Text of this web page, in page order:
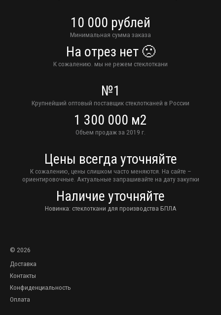
10 000 рублей
Минимальная сумма заказа
На отрез нет 🙁
К сожалению. мы не режем стеклоткани
№1
Крупнейший оптовый поставщик стеклотканей в России
1 300 000 м2
Объем продаж за 2019 г.
Цены всегда уточняйте
К сожалению, цены слишком часто меняются. На сайте –
ориентировочные. Актуальные запрашивайте на дату закупки
Наличие уточняйте
Новинка: стеклоткани для производства БПЛА
© 2026
Доставка
Контакты
Конфиденциальность
Оплата